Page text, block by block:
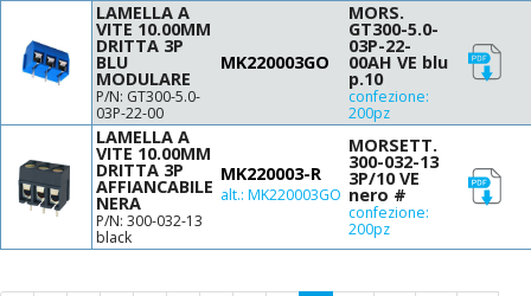
LAMELLA A
VITE 10.00MM
DRITTA 3P
BLU
MODULARE
P/N: GT300-5.0-
03P-22-00
MK220003GO
MORS.
GT300-5.0-
03P-22-
00AH VE blu
p.10
confezione:
200pz
LAMELLA A
VITE 10.00MM
DRITTA 3P
AFFIANCABILE
NERA
P/N: 300-032-13
black
MK220003-R
alt.: MK220003GO
MORSETT.
300-032-13
3P/10 VE
nero #
confezione:
200pz